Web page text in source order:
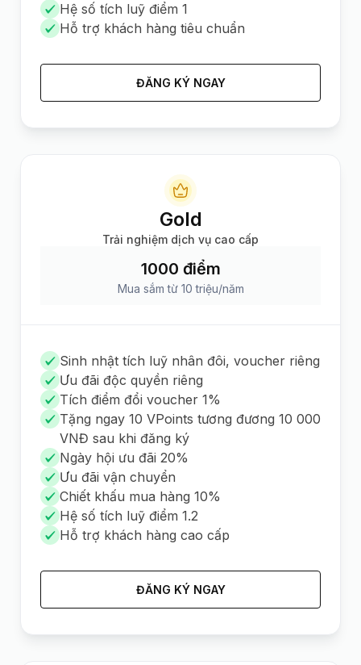
Hệ số tích luỹ điểm 1
Hỗ trợ khách hàng tiêu chuẩn
ĐĂNG KÝ NGAY
Gold
Trải nghiệm dịch vụ cao cấp
1000 điểm
Mua sắm từ 10 triệu/năm
Sinh nhật tích luỹ nhân đôi, voucher riêng
Ưu đãi độc quyền riêng
Tích điểm đổi voucher 1%
Tặng ngay 10 VPoints tương đương 10 000
VNĐ sau khi đăng ký
Ngày hội ưu đãi 20%
Ưu đãi vận chuyển
Chiết khấu mua hàng 10%
Hệ số tích luỹ điểm 1.2
Hỗ trợ khách hàng cao cấp
ĐĂNG KÝ NGAY